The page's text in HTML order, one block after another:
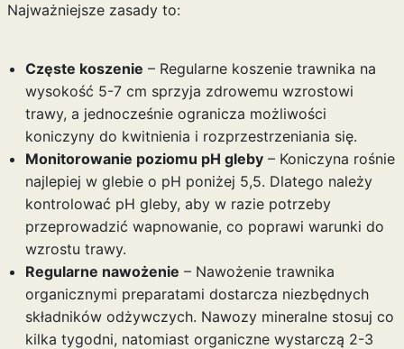
Najważniejsze zasady to:
Częste koszenie – Regularne koszenie trawnika na
wysokość 5-7 cm sprzyja zdrowemu wzrostowi
trawy, a jednocześnie ogranicza możliwości
koniczyny do kwitnienia i rozprzestrzeniania się.
Monitorowanie poziomu pH gleby– Koniczyna rośnie
najlepiej w glebie o pH poniżej 5,5. Dlatego należy
kontrolować pH gleby, aby w razie potrzeby
przeprowadzić wapnowanie, co poprawi warunki do
wzrostu trawy.
Regularne nawożenie – Nawożenie trawnika
organicznymi preparatami dostarcza niezbędnych
składników odżywczych. Nawozy mineralne stosuj co
kilka tygodni, natomiast organiczne wystarczą 2-3